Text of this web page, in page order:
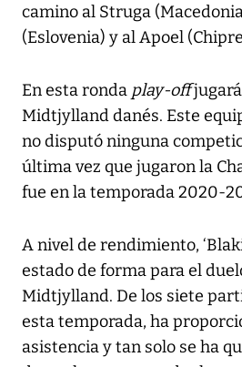
camino al Struga
(Eslovenia) y al Apoel
En esta ronda play-off
Midtjylland danés. Este
no disputó ninguna
última vez que jugaron la
fue en la temporada 2020-
A nivel de rendimiento,
estado de forma para el
Midtjylland. De los siete
esta temporada, ha
asistencia y tan solo se ha